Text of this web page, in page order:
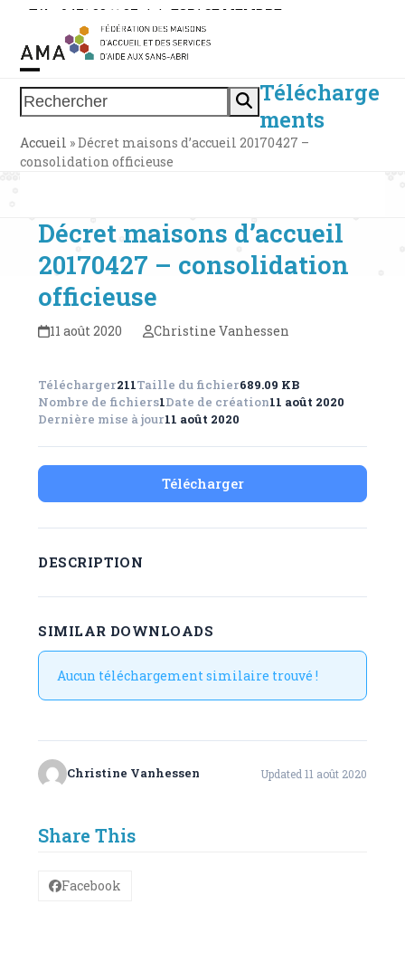
Skip
content
Tél. : 0471 38 11 37 | | ESPACE MEMBRE
Rechercher
Open
mobile
menu
Close
mobile
menu
Télécharge
ments
Accueil »Décret maisons d’accueil 20170427 –
consolidation officieuse
Décret maisons d’accueil
20170427 – consolidation
officieuse
11 août 2020 Christine Vanhessen
Télécharger211Taille du fichier689.09 KB
Nombre de fichiers1Date de création11 août 2020
Dernière mise à jour11 août 2020
Télécharger
DESCRIPTION
SIMILAR DOWNLOADS
Aucun téléchargement similaire trouvé !
Christine Vanhessen Updated 11 août 2020
Share This
Facebook